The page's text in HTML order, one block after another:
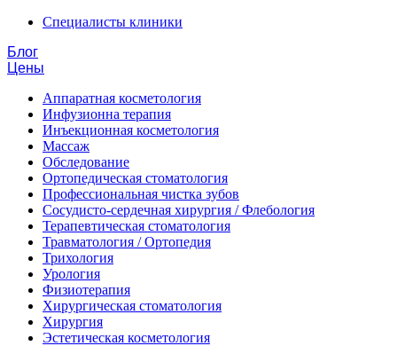
Специалисты клиники
Блог
Цены
Аппаратная косметология
Инфузионна терапия
Инъекционная косметология
Массаж
Обследование
Ортопедическая стоматология
Профессиональная чистка зубов
Сосудисто-сердечная хирургия / Флебология
Терапевтическая стоматология
Травматология / Ортопедия
Трихология
Урология
Физиотерапия
Хирургическая стоматология
Хирургия
Эстетическая косметология